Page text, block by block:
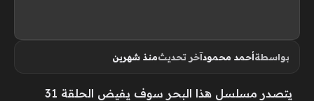
بواسطةأحمد محمودآخر تحديثمنذ شهرين
يتصدر مسلسل هذا البحر سوف يفيض الحلقة 31